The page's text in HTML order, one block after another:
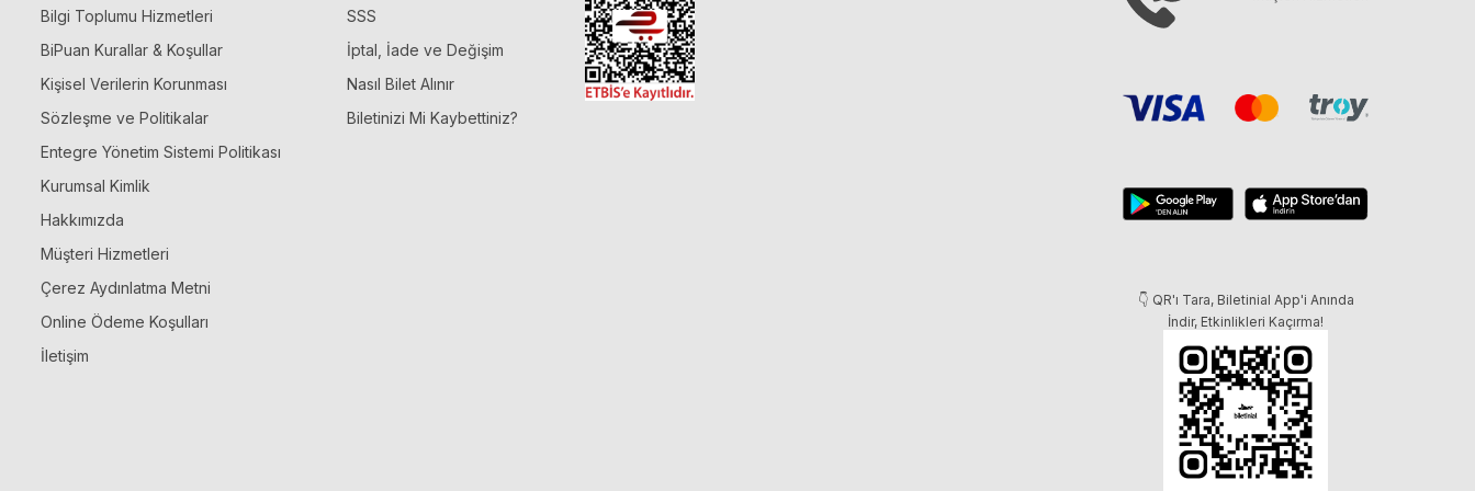
Bilgi Toplumu Hizmetleri
BiPuan Kurallar & Koşullar
Kişisel Verilerin Korunması
Sözleşme ve Politikalar
Entegre Yönetim Sistemi Politikası
Kurumsal Kimlik
Hakkımızda
Müşteri Hizmetleri
Çerez Aydınlatma Metni
Online Ödeme Koşulları
İletişim
SSS
İptal, İade ve Değişim
Nasıl Bilet Alınır
Biletinizi Mi Kaybettiniz?
👇 QR'ı Tara, Biletinial App'i Anında
İndir, Etkinlikleri Kaçırma!